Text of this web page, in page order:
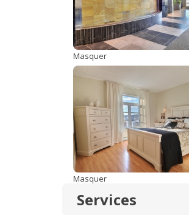
Masquer
Masquer
Services